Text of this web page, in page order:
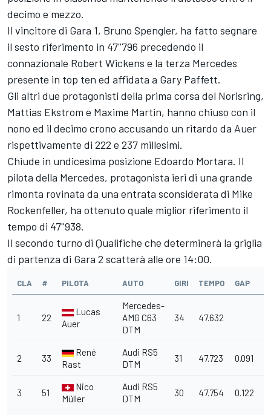
decimo e mezzo.
Il vincitore di Gara 1, Bruno Spengler, ha fatto segnare
il sesto riferimento in 47''796 precedendo il
connazionale Robert Wickens e la terza Mercedes
presente in top ten ed affidata a Gary Paffett.
Gli altri due protagonisti della prima corsa del Norisring,
Mattias Ekstrom e Maxime Martin, hanno chiuso con il
nono ed il decimo crono accusando un ritardo da Auer
rispettivamente di 222 e 237 millesimi.
Chiude in undicesima posizione Edoardo Mortara. Il
pilota della Mercedes, protagonista ieri di una grande
rimonta rovinata da una entrata sconsiderata di Mike
Rockenfeller, ha ottenuto quale miglior riferimento il
tempo di 47''938.
Il secondo turno di Qualifiche che determinerà la griglia
di partenza di Gara 2 scatterà alle ore 14:00.
CLA # PILOTA AUTO GIRI TEMPO GAP
1 22
Lucas
Auer
Mercedes-
AMG C63
DTM
34 47.632
2 33
René
Rast
Audi RS5
DTM
31 47.723 0.091
3 51
Nico
Müller
Audi RS5
DTM
30 47.754 0.122